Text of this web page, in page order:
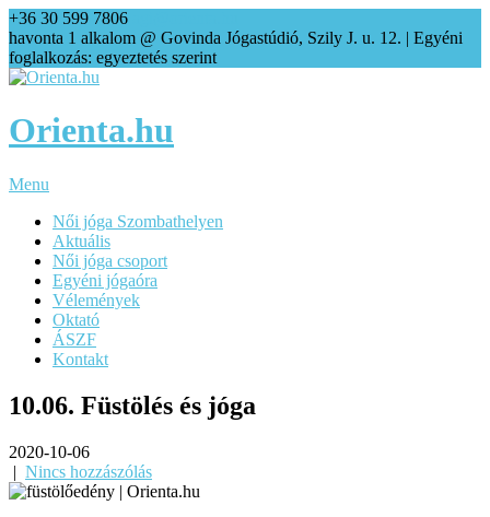
+36 30 599 7806
havonta 1 alkalom @ Govinda Jógastúdió, Szily J. u. 12. | Egyéni
foglalkozás: egyeztetés szerint
Orienta.hu
Menu
Női jóga Szombathelyen
Aktuális
Női jóga csoport
Egyéni jógaóra
Vélemények
Oktató
ÁSZF
Kontakt
10.06. Füstölés és jóga
2020-10-06
| Nincs hozzászólás